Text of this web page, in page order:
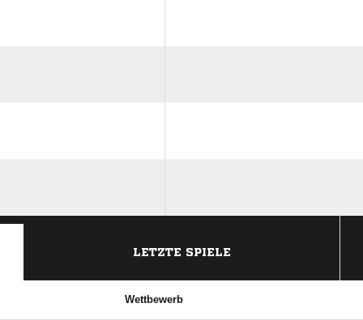
LETZTE SPIELE
Wettbewerb